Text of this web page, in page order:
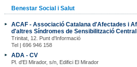
Benestar Social i Salut
ACAF - Associació Catalana d'Afectades i
d'altres Síndromes de Sensibilització Central
Trinitat, 12. Punt d'Informació
Tel | 696 946 158
ADA - CV
Pl. d'El Mirador, s/n, Edifici El Mirador